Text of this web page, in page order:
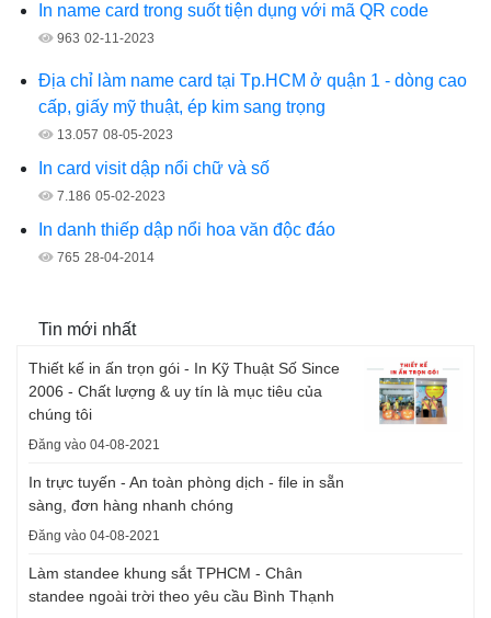
In name card trong suốt tiện dụng với mã QR code
963 02-11-2023
Địa chỉ làm name card tại Tp.HCM ở quận 1 - dòng cao
cấp, giấy mỹ thuật, ép kim sang trọng
13.057 08-05-2023
In card visit dập nổi chữ và số
7.186 05-02-2023
In danh thiếp dập nổi hoa văn độc đáo
765 28-04-2014
Tin mới nhất
Thiết kế in ấn trọn gói - In Kỹ Thuật Số Since
2006 - Chất lượng & uy tín là mục tiêu của
chúng tôi
Đăng vào 04-08-2021
In trực tuyến - An toàn phòng dịch - file in sẵn
sàng, đơn hàng nhanh chóng
Đăng vào 04-08-2021
Làm standee khung sắt TPHCM - Chân
standee ngoài trời theo yêu cầu Bình Thạnh